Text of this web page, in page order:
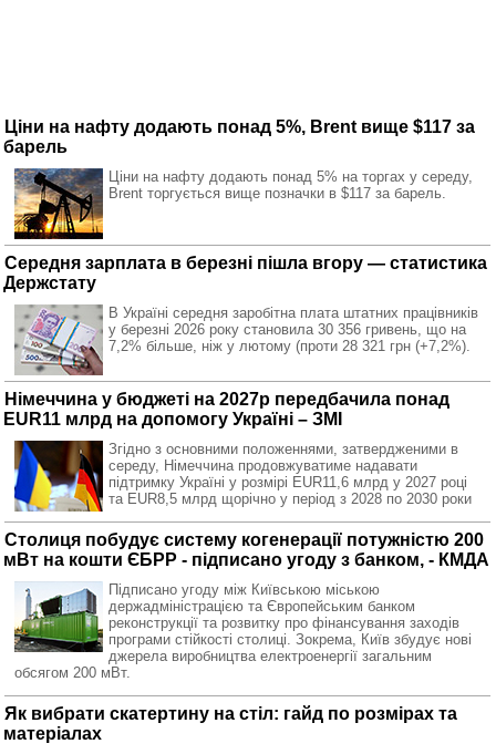
Ціни на нафту додають понад 5%, Brent вище $117 за
барель
Ціни на нафту додають понад 5% на торгах у середу,
Brent торгується вище позначки в $117 за барель.
Середня зарплата в березні пішла вгору — статистика
Держстату
В Україні середня заробітна плата штатних працівників
у березні 2026 року становила 30 356 гривень, що на
7,2% більше, ніж у лютому (проти 28 321 грн (+7,2%).
Німеччина у бюджеті на 2027р передбачила понад
EUR11 млрд на допомогу Україні – ЗМІ
Згідно з основними положеннями, затвердженими в
середу, Німеччина продовжуватиме надавати
підтримку Україні у розмірі EUR11,6 млрд у 2027 році
та EUR8,5 млрд щорічно у період з 2028 по 2030 роки
Столиця побудує систему когенерації потужністю 200
мВт на кошти ЄБРР - підписано угоду з банком, - КМДА
Підписано угоду між Київською міською
держадміністрацією та Європейським банком
реконструкції та розвитку про фінансування заходів
програми стійкості столиці. Зокрема, Київ збудує нові
джерела виробництва електроенергії загальним
обсягом 200 мВт.
Як вибрати скатертину на стіл: гайд по розмірах та
матеріалах